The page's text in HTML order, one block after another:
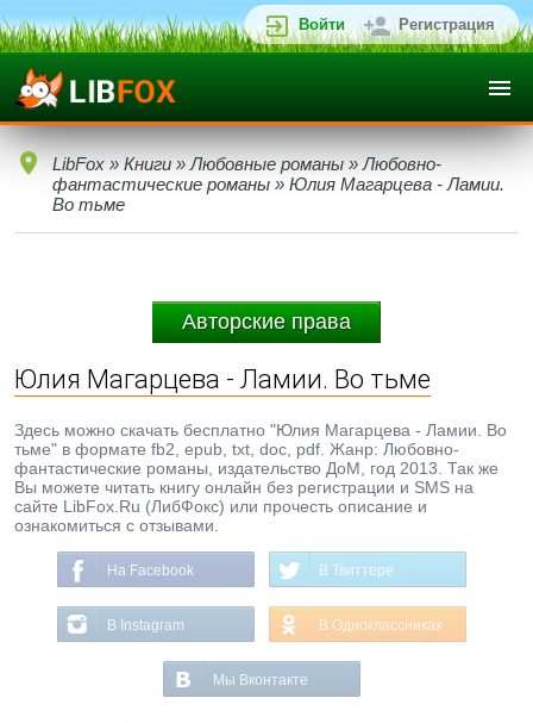
Войти Регистрация
LibFox » Книги » Любовные романы » Любовно-
фантастические романы » Юлия Магарцева - Ламии.
Во тьме
Авторские права
Юлия Магарцева - Ламии. Во тьме
Здесь можно скачать бесплатно "Юлия Магарцева - Ламии. Во
тьме" в формате fb2, epub, txt, doc, pdf. Жанр: Любовно-
фантастические романы, издательство ДоМ, год 2013. Так же
Вы можете читать книгу онлайн без регистрации и SMS на
сайте LibFox.Ru (ЛибФокс) или прочесть описание и
ознакомиться с отзывами.
На Facebook В Твиттере
В Instagram В Одноклассниках
Мы Вконтакте